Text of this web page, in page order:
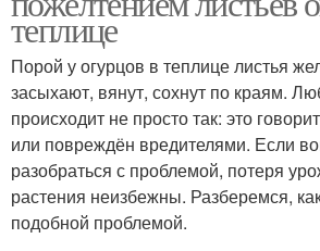
теплице
Порой у огурцов в теплице листья
засыхают, вянут, сохнут по краям.
происходит не просто так: это
или повреждён вредителями. Если
разобраться с проблемой, потеря
растения неизбежны. Разберемся,
подобной проблемой.